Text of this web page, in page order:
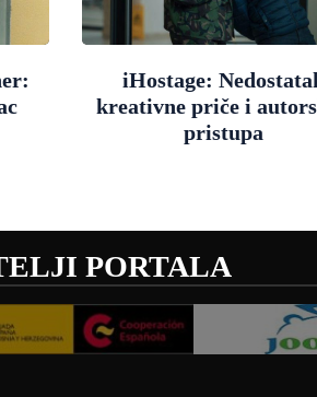
iHostage:
kreativne priče i
pristupa
PORTALA